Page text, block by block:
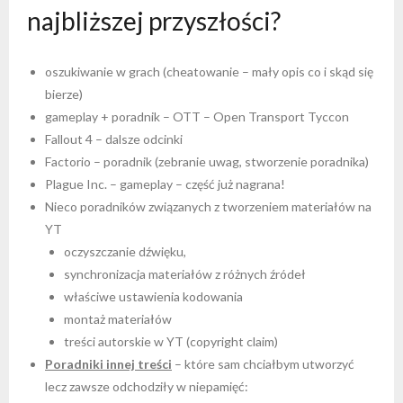
najbliższej przyszłości?
oszukiwanie w grach (cheatowanie – mały opis co i skąd się
bierze)
gameplay + poradnik – OTT – Open Transport Tyccon
Fallout 4 – dalsze odcinki
Factorio – poradnik (zebranie uwag, stworzenie poradnika)
Plague Inc. – gameplay – część już nagrana!
Nieco poradników związanych z tworzeniem materiałów na
YT
oczyszczanie dźwięku,
synchronizacja materiałów z różnych źródeł
właściwe ustawienia kodowania
montaż materiałów
treści autorskie w YT (copyright claim)
Poradniki innej treści – które sam chciałbym utworzyć
lecz zawsze odchodziły w niepamięć: